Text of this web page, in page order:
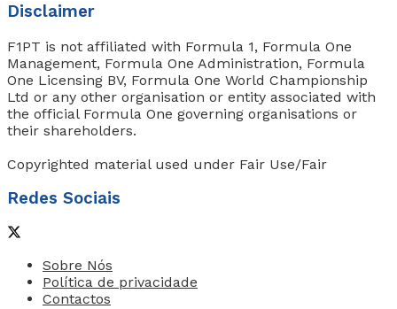
Disclaimer
F1PT is not affiliated with Formula 1, Formula One
Management, Formula One Administration, Formula
One Licensing BV, Formula One World Championship
Ltd or any other organisation or entity associated with
the official Formula One governing organisations or
their shareholders.
Copyrighted material used under Fair Use/Fair
Redes Sociais
Sobre Nós
Política de privacidade
Contactos